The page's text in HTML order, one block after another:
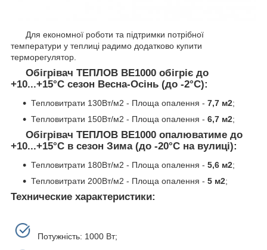
Для економної роботи та підтримки потрібної
температури у теплиці радимо додатково купити
терморегулятор.
Обігрівач ТЕПЛОВ ВЕ1000 обігріє до
+10...+15°C сезон Весна-Осінь (до -2°С):
Тепловитрати 130Вт/м2 - Площа опалення - 7,7 м2;
Тепловитрати 150Вт/м2 - Площа опалення - 6,7 м2;
Обігрівач ТЕПЛОВ ВЕ1000 опалюватиме до
+10...+15°C в сезон Зима (до -20°С на вулиці):
Тепловитрати 180Вт/м2 - Площа опалення - 5,6 м2;
Тепловитрати 200Вт/м2 - Площа опалення - 5 м2;
Технические характеристики:
Потужність: 1000 Вт;